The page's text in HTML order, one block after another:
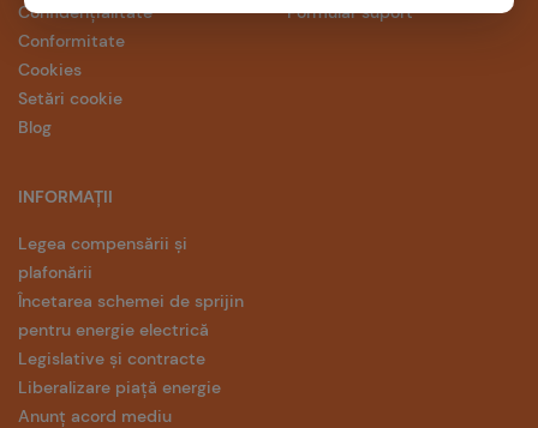
Confidențialitate
Conformitate
Cookies
Setări cookie
Blog
INFORMAȚII
Legea compensării și
plafonării
Încetarea schemei de sprijin
pentru energie electrică
Legislative și contracte
Liberalizare piață energie
Anunț acord mediu
Formular suport